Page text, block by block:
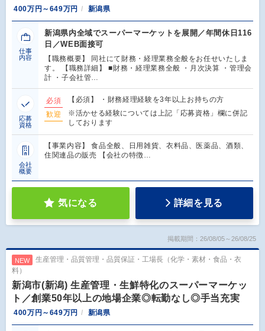
400万円～649万円
新潟県
仕事
内容
新潟県内全域でスーパーマーケットを展開／年間休日116
日／WEB面接可
【職務概要】 同社にて財務・経理業務全般をお任せいたしま
す。 【職務詳細】 ■財務・経理業務全般 ・月次決算 ・管理会
計 ・子会社管…
応募
資格
必須
【必須】 ・財務経理経験を3年以上お持ちの方
歓迎
※活かせる経験については上記「応募資格」欄に併記
しております
会社
概要
【事業内容】 食品全般、日用雑貨、衣料品、医薬品、酒類、
住関連品の販売 【会社の特徴…
気になる 詳細を見る
掲載期間：26/08/05～26/08/25
NEW
生産管理・品質管理・品質保証・工場長（化学・素材・食品・衣
料）
新潟市(新潟) 生産管理・生鮮特化のスーパーマーケッ
ト／創業50年以上の地場企業◎転勤なし◎手当充実
400万円～649万円 新潟県